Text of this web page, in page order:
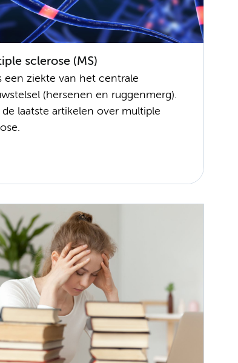
sclerose (MS)
een ziekte van het centrale
(hersenen en ruggenmerg).
de laatste artikelen over multiple